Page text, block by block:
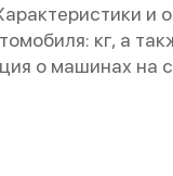
и
кг, а
о машинах на